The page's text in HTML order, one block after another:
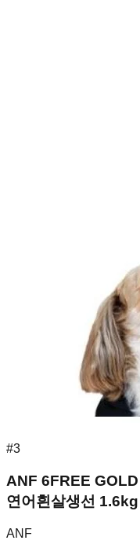
#3
ANF 6FREE
연어흰살생선 1.6kg
ANF